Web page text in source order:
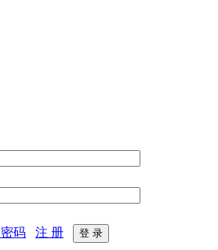
码 注 册